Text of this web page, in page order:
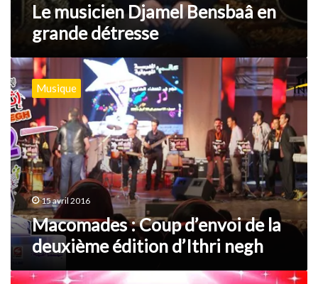
Le musicien Djamel Bensbaâ en
grande détresse
Macomades
:
Coup
d’envoi
de
la
deuxième
édition
d’Ithri
negh
Musique
15 avril 2016
Macomades : Coup d’envoi de la
deuxième édition d’Ithri negh
Marseille